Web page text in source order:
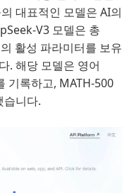
대표적인 모델은 AI의
V3 모델은 총
활성 파라미터를 보유
. 해당 모델은 영어
기록하고, MATH-500
습니다.